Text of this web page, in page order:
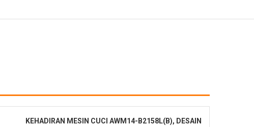
KEHADIRAN MESIN CUCI AWM14-B2158L(B), DESAIN